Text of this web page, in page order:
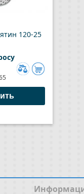
120-25
сравнению